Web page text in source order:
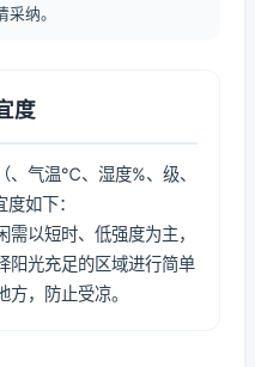
纳。
度
、气温℃、湿度%、级、
如下：
以短时、低强度为主，
阳光充足的区域进行简单
，防止受凉。